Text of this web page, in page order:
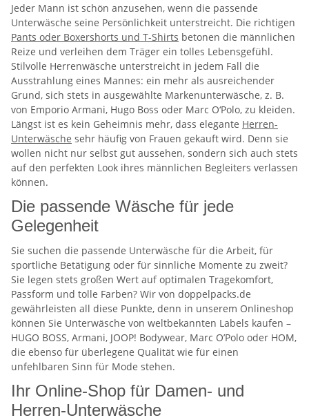
Jeder Mann ist schön anzusehen, wenn die passende
Unterwäsche seine Persönlichkeit unterstreicht. Die richtigen
Pants oder Boxershorts und T-Shirts betonen die männlichen
Reize und verleihen dem Träger ein tolles Lebensgefühl.
Stilvolle Herrenwäsche unterstreicht in jedem Fall die
Ausstrahlung eines Mannes: ein mehr als ausreichender
Grund, sich stets in ausgewählte Markenunterwäsche, z. B.
von Emporio Armani, Hugo Boss oder Marc O‘Polo, zu kleiden.
Längst ist es kein Geheimnis mehr, dass elegante Herren-
Unterwäsche sehr häufig von Frauen gekauft wird. Denn sie
wollen nicht nur selbst gut aussehen, sondern sich auch stets
auf den perfekten Look ihres männlichen Begleiters verlassen
können.
Die passende Wäsche für jede
Gelegenheit
Sie suchen die passende Unterwäsche für die Arbeit, für
sportliche Betätigung oder für sinnliche Momente zu zweit?
Sie legen stets großen Wert auf optimalen Tragekomfort,
Passform und tolle Farben? Wir von doppelpacks.de
gewährleisten all diese Punkte, denn in unserem Onlineshop
können Sie Unterwäsche von weltbekannten Labels kaufen –
HUGO BOSS, Armani, JOOP! Bodywear, Marc O’Polo oder HOM,
die ebenso für überlegene Qualität wie für einen
unfehlbaren Sinn für Mode stehen.
Ihr Online-Shop für Damen- und
Herren-Unterwäsche